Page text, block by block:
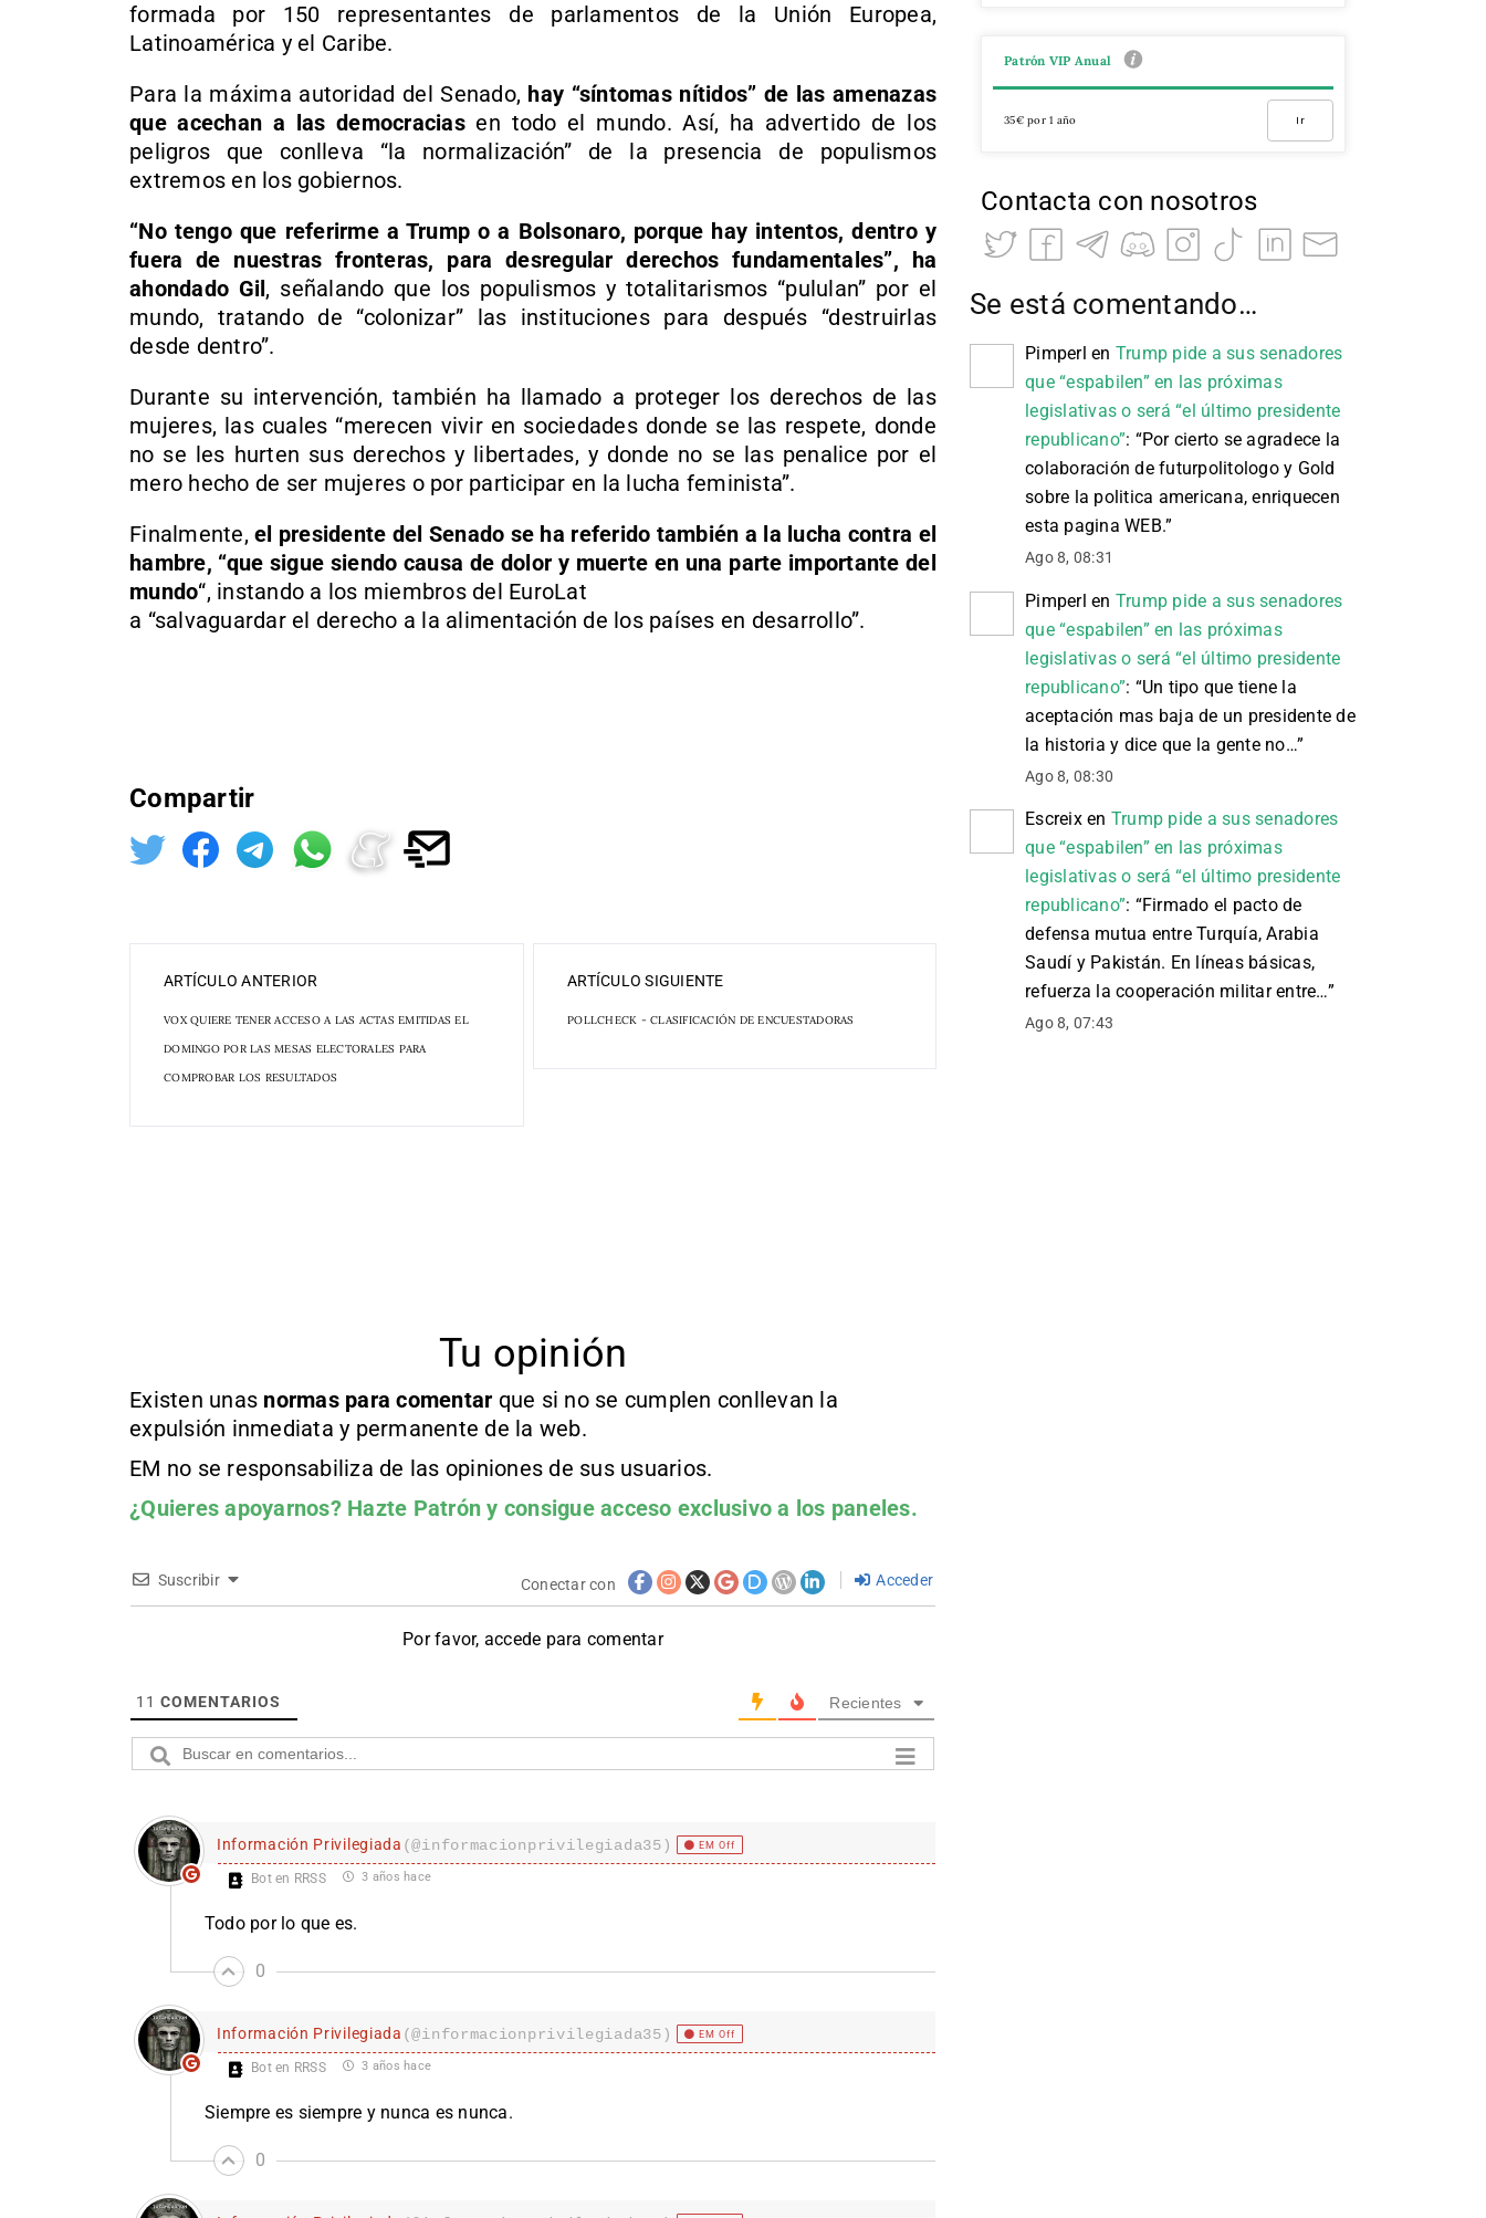
formada por 150 representantes de parlamentos de la Unión Europea,
Latinoamérica y el Caribe.
Para la máxima autoridad del Senado, hay “síntomas nítidos” de las amenazas
que acechan a las democraciasen todo el mundo. Así, ha advertido de los
peligros que conlleva “la normalización” de la presencia de populismos
extremos en los gobiernos.
“No tengo que referirme a Trump o a Bolsonaro, porque hay intentos, dentro y
fuera de nuestras fronteras, para desregular derechos fundamentales”, ha
ahondado Gil, señalando que los populismos y totalitarismos “pululan” por el
mundo, tratando de “colonizar” las instituciones para después “destruirlas
desde dentro”.
Durante su intervención, también ha llamado a proteger los derechos de las
mujeres, las cuales “merecen vivir en sociedades donde se las respete, donde
no se les hurten sus derechos y libertades, y donde no se las penalice por el
mero hecho de ser mujeres o por participar en la lucha feminista”.
Finalmente,el presidente del Senado se ha referido también a la lucha contra el
hambre, “que sigue siendo causa de dolor y muerte en una parte importante del
mundo“, instando a los miembros del EuroLat
a “salvaguardar el derecho a la alimentación de los países en desarrollo”.
Compartir
ARTÍCULO ANTERIOR
VOX QUIERE TENER ACCESO A LAS ACTAS EMITIDAS EL
DOMINGO POR LAS MESAS ELECTORALES PARA
COMPROBAR LOS RESULTADOS
ARTÍCULO SIGUIENTE
POLLCHECK - CLASIFICACIÓN DE ENCUESTADORAS
Tu opinión
Existen unas normas para comentar que si no se cumplen conllevan la
expulsión inmediata y permanente de la web.
EM no se responsabiliza de las opiniones de sus usuarios.
¿Quieres apoyarnos? Hazte Patrón y consigue acceso exclusivo a los paneles.
Suscribir Conectar con Acceder
Por favor, accede para comentar
11 COMENTARIOS Recientes
Información Privilegiada (@informacionprivilegiada35) EM Off
Bot en RRSS 3 años hace
Todo por lo que es.
0
Información Privilegiada (@informacionprivilegiada35) EM Off
Bot en RRSS 3 años hace
Siempre es siempre y nunca es nunca.
0
Patrón VIP Anual
35€ por 1 año Ir
Contacta con nosotros
Se está comentando…
Pimperl en Trump pide a sus senadores
que “espabilen” en las próximas
legislativas o será “el último presidente
republicano”: “Por cierto se agradece la
colaboración de futurpolitologo y Gold
sobre la politica americana, enriquecen
esta pagina WEB.”
Ago 8, 08:31
Pimperl en Trump pide a sus senadores
que “espabilen” en las próximas
legislativas o será “el último presidente
republicano”: “Un tipo que tiene la
aceptación mas baja de un presidente de
la historia y dice que la gente no…”
Ago 8, 08:30
Escreixen Trump pide a sus senadores
que “espabilen” en las próximas
legislativas o será “el último presidente
republicano”: “Firmado el pacto de
defensa mutua entre Turquía, Arabia
Saudí y Pakistán. En líneas básicas,
refuerza la cooperación militar entre…”
Ago 8, 07:43